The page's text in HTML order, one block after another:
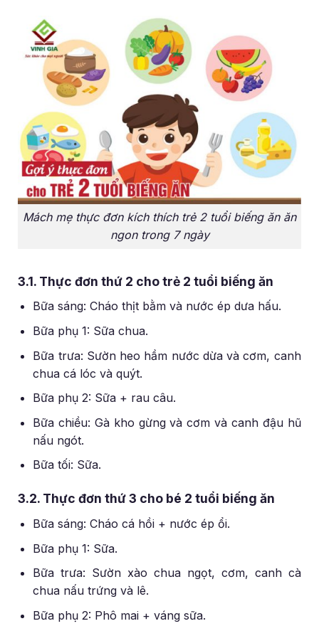
Mách mẹ thực đơn kích thích trẻ 2 tuổi biếng ăn ăn
ngon trong 7 ngày
3.1. Thực đơn thứ 2 cho trẻ 2 tuổi biếng ăn
Bữa sáng: Cháo thịt bằm và nước ép dưa hấu.
Bữa phụ 1: Sữa chua.
Bữa trưa: Sườn heo hầm nước dừa và cơm, canh
chua cá lóc và quýt.
Bữa phụ 2: Sữa + rau câu.
Bữa chiều: Gà kho gừng và cơm và canh đậu hũ
nấu ngót.
Bữa tối: Sữa.
3.2. Thực đơn thứ 3 cho bé 2 tuổi biếng ăn
Bữa sáng: Cháo cá hồi + nước ép ổi.
Bữa phụ 1: Sữa.
Bữa trưa: Sườn xào chua ngọt, cơm, canh cà
chua nấu trứng và lê.
Bữa phụ 2: Phô mai + váng sữa.